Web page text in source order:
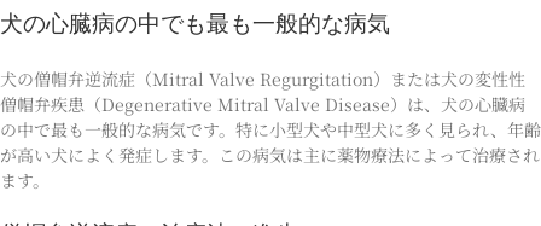
犬の心臓病の中でも最も一般的な病気
犬の僧帽弁逆流症（Mitral Valve Regurgitation）または犬の変性性
僧帽弁疾患（Degenerative Mitral Valve Disease）は、犬の心臓病
の中で最も一般的な病気です。特に小型犬や中型犬に多く見られ、年齢
が高い犬によく発症します。この病気は主に薬物療法によって治療され
ます。